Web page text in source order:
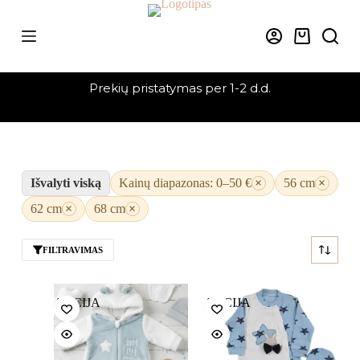
content
Krepšelis
Prekių pristatymas per 1-2 d.d.
Išvalyti viską Kainų diapazonas: 0–50 € × 56 cm ×
62 cm × 68 cm ×
FILTRAVIMAS
AKCIJA AKCIJA